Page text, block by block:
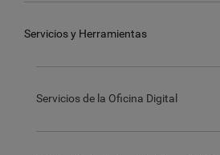
Servicios y Herramientas
Servicios de la Oficina Digital